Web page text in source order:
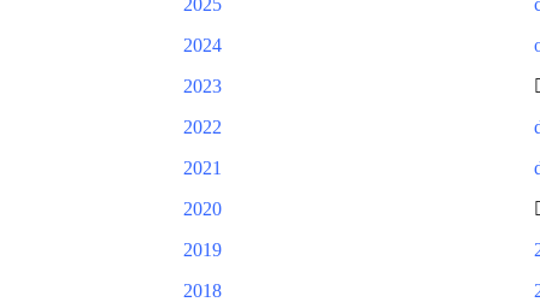
2025
2024
2023
2022
2021
2020
2019
2018